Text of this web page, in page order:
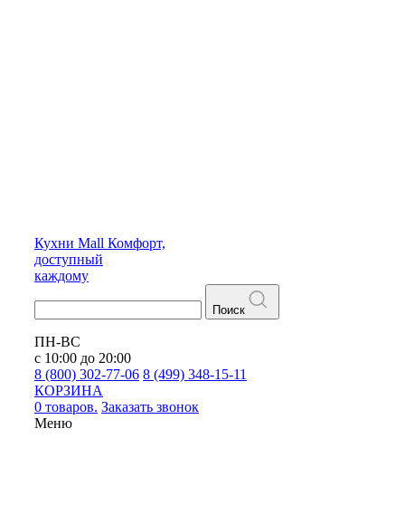
Кухни Mall Комфорт,
доступный
каждому
Поиск
ПН-ВС
с 10:00 до 20:00
8 (800) 302-77-06 8 (499) 348-15-11
КОРЗИНА
0 товаров. Заказать звонок
Меню